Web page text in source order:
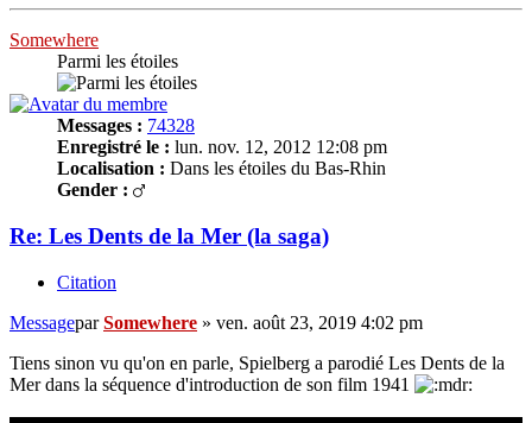
Somewhere
Parmi les étoiles
Messages : 74328
Enregistré le : lun. nov. 12, 2012 12:08 pm
Localisation : Dans les étoiles du Bas-Rhin
Gender :
Re: Les Dents de la Mer (la saga)
Citation
MessageparSomewhere » ven. août 23, 2019 4:02 pm
Tiens sinon vu qu'on en parle, Spielberg a parodié Les Dents de la
Mer dans la séquence d'introduction de son film 1941